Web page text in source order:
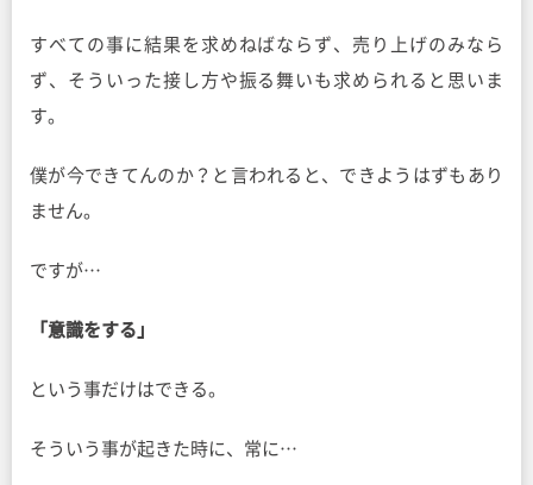
すべての事に結果を求めねばならず、売り上げのみなら
ず、そういった接し方や振る舞いも求められると思いま
す。
僕が今できてんのか？と言われると、できようはずもあり
ません。
ですが…
「意識をする」
という事だけはできる。
そういう事が起きた時に、常に…